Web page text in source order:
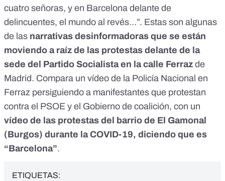
cuatro señoras, y en Barcelona delante de
delincuentes, el mundo al revés…”. Estas son algunas
de las narrativas desinformadoras que se están
moviendo a raíz de las protestas delante de la
sede del Partido Socialista en la calle Ferraz de
Madrid. Compara un vídeo de la Policía Nacional en
Ferraz persiguiendo a manifestantes que protestan
contra el PSOE y el Gobierno de coalición, con un
vídeo de las protestas del barrio de El Gamonal
(Burgos) durante la COVID-19, diciendo que es
“Barcelona”.
ETIQUETAS: